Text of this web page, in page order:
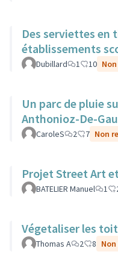
Des serviettes en
établissements
Dubillard 1 10
Un parc de pluie
Anthonioz-De-
CaroleS 2 7 Non
Projet Street Art
BATELIER Manuel 1
Végetaliser les
Thomas A 2 8